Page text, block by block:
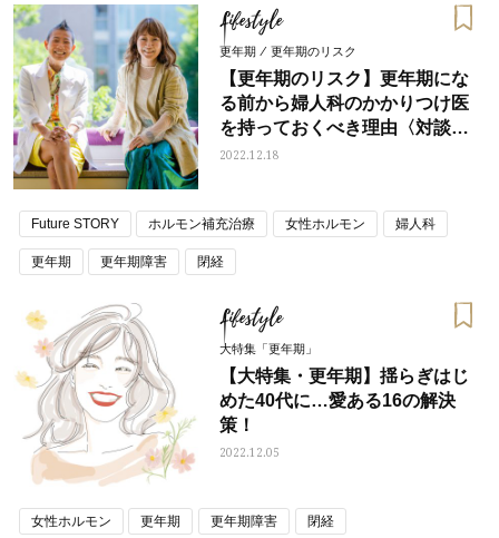
Lifestyle
更年期 / 更年期のリスク
【更年期のリスク】更年期にな
る前から婦人科のかかりつけ医
を持っておくべき理由〈対談〉
産婦人科医・高尾美穂先生
2022.12.18
Future STORY ホルモン補充治療 女性ホルモン 婦人科
更年期 更年期障害 閉経
Lifestyle
大特集「更年期」
【大特集・更年期】揺らぎはじ
めた40代に…愛ある16の解決
策！
2022.12.05
女性ホルモン 更年期 更年期障害 閉経